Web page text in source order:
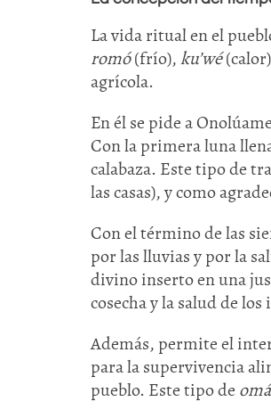
La vida ritual en el
romó(frío),ku’wé
agrícola.
En él se pide a
Con la primera luna
calabaza. Este tipo de
las casas), y como
Con el término de las
por las lluvias y por la
divino inserto en una
cosecha y la salud de
Además, permite el
para la supervivencia
pueblo. Este tipo de